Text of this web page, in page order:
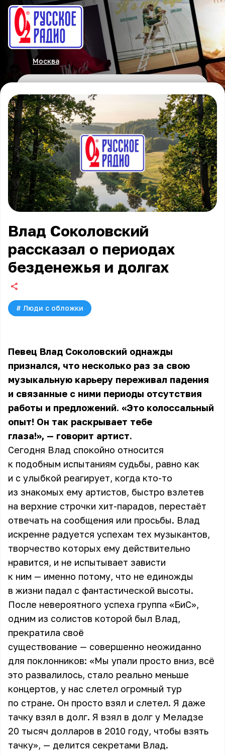
Москва
Влад Соколовский
рассказал о периодах
безденежья и долгах
# Люди с обложки
Певец Влад Соколовский однажды
признался, что несколько раз за свою
музыкальную карьеру переживал падения
и связанные с ними периоды отсутствия
работы и предложений. «Это колоссальный
опыт! Он так раскрывает тебе
глаза!», — говорит артист.
Сегодня Влад спокойно относится
к подобным испытаниям судьбы, равно как
и с улыбкой реагирует, когда кто-то
из знакомых ему артистов, быстро взлетев
на верхние строчки хит-парадов, перестаёт
отвечать на сообщения или просьбы. Влад
искренне радуется успехам тех музыкантов,
творчество которых ему действительно
нравится, и не испытывает зависти
к ним — именно потому, что не единожды
в жизни падал с фантастической высоты.
После невероятного успеха группа «БиС»,
одним из солистов которой был Влад,
прекратила своё
существование — совершенно неожиданно
для поклонников: «Мы упали просто вниз, всё
это развалилось, стало реально меньше
концертов, у нас слетел огромный тур
по стране. Он просто взял и слетел. Я даже
тачку взял в долг. Я взял в долг у Меладзе
20 тысяч долларов в 2010 году, чтобы взять
тачку», — делится секретами Влад.